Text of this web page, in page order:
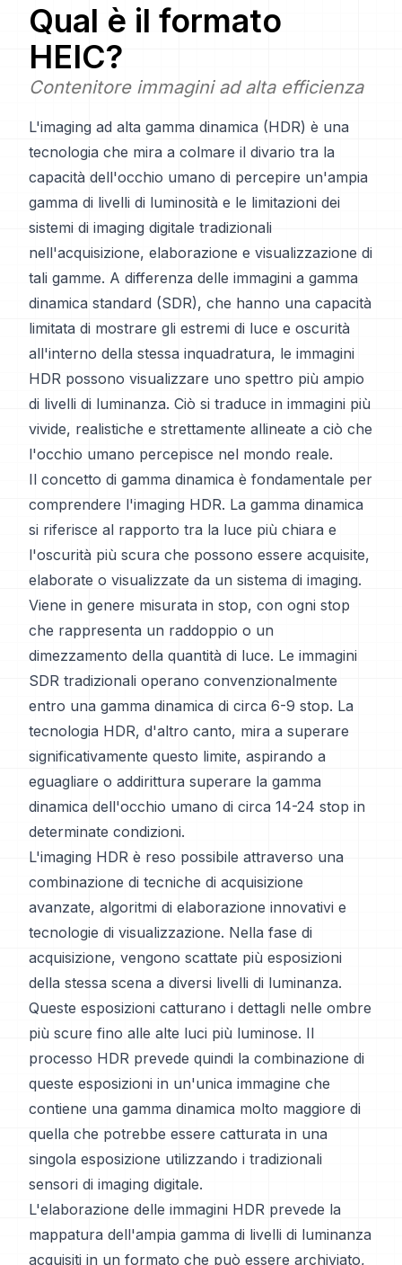
Qual è il formato
HEIC?
Contenitore immagini ad alta efficienza
L'imaging ad alta gamma dinamica (HDR) è una
tecnologia che mira a colmare il divario tra la
capacità dell'occhio umano di percepire un'ampia
gamma di livelli di luminosità e le limitazioni dei
sistemi di imaging digitale tradizionali
nell'acquisizione, elaborazione e visualizzazione di
tali gamme. A differenza delle immagini a gamma
dinamica standard (SDR), che hanno una capacità
limitata di mostrare gli estremi di luce e oscurità
all'interno della stessa inquadratura, le immagini
HDR possono visualizzare uno spettro più ampio
di livelli di luminanza. Ciò si traduce in immagini più
vivide, realistiche e strettamente allineate a ciò che
l'occhio umano percepisce nel mondo reale.
Il concetto di gamma dinamica è fondamentale per
comprendere l'imaging HDR. La gamma dinamica
si riferisce al rapporto tra la luce più chiara e
l'oscurità più scura che possono essere acquisite,
elaborate o visualizzate da un sistema di imaging.
Viene in genere misurata in stop, con ogni stop
che rappresenta un raddoppio o un
dimezzamento della quantità di luce. Le immagini
SDR tradizionali operano convenzionalmente
entro una gamma dinamica di circa 6-9 stop. La
tecnologia HDR, d'altro canto, mira a superare
significativamente questo limite, aspirando a
eguagliare o addirittura superare la gamma
dinamica dell'occhio umano di circa 14-24 stop in
determinate condizioni.
L'imaging HDR è reso possibile attraverso una
combinazione di tecniche di acquisizione
avanzate, algoritmi di elaborazione innovativi e
tecnologie di visualizzazione. Nella fase di
acquisizione, vengono scattate più esposizioni
della stessa scena a diversi livelli di luminanza.
Queste esposizioni catturano i dettagli nelle ombre
più scure fino alle alte luci più luminose. Il
processo HDR prevede quindi la combinazione di
queste esposizioni in un'unica immagine che
contiene una gamma dinamica molto maggiore di
quella che potrebbe essere catturata in una
singola esposizione utilizzando i tradizionali
sensori di imaging digitale.
L'elaborazione delle immagini HDR prevede la
mappatura dell'ampia gamma di livelli di luminanza
acquisiti in un formato che può essere archiviato,